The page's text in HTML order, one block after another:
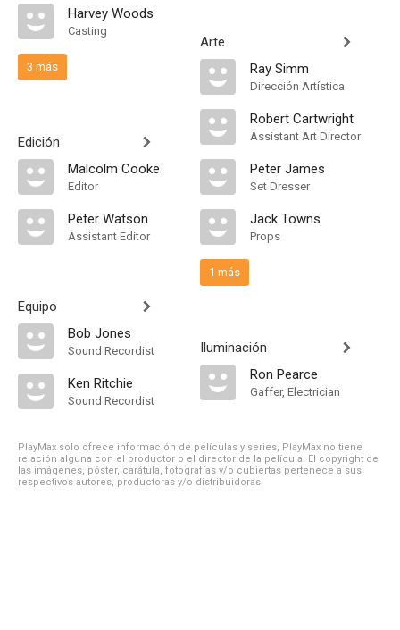
Harvey Woods
Casting
3 más
Edición
Malcolm Cooke
Editor
Peter Watson
Assistant Editor
Equipo
Bob Jones
Sound Recordist
Ken Ritchie
Sound Recordist
Arte
Ray Simm
Dirección Artística
Robert Cartwright
Assistant Art Director
Peter James
Set Dresser
Jack Towns
Props
1 más
Iluminación
Ron Pearce
Gaffer, Electrician
PlayMax solo ofrece información de películas y series, PlayMax no tiene
relación alguna con el productor o el director de la película. El copyright de
las imágenes, póster, carátula, fotografías y/o cubiertas pertenece a sus
respectivos autores, productoras y/o distribuidoras.